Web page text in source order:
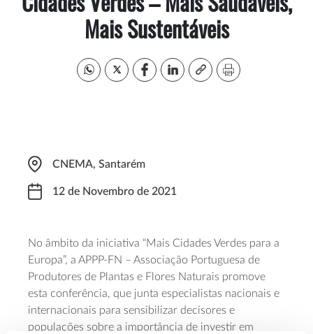
Mais Sustentáveis
CNEMA, Santarém
12 de Novembro de 2021
No âmbito da iniciativa “Mais Cidades Verdes para a
Europa”, a APPP-FN – Associação Portuguesa de
Produtores de Plantas e Flores Naturais promove
esta conferência, que junta especialistas nacionais e
internacionais para sensibilizar decisores e
populações sobre a importância de investir em